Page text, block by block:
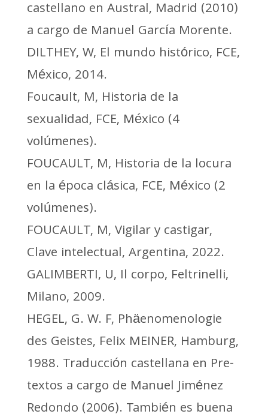
castellano en Austral, Madrid (2010)
a cargo de Manuel García Morente.
DILTHEY, W, El mundo histórico, FCE,
México, 2014.
Foucault, M, Historia de la
sexualidad, FCE, México (4
volúmenes).
FOUCAULT, M, Historia de la locura
en la época clásica, FCE, México (2
volúmenes).
FOUCAULT, M, Vigilar y castigar,
Clave intelectual, Argentina, 2022.
GALIMBERTI, U, Il corpo, Feltrinelli,
Milano, 2009.
HEGEL, G. W. F, Phäenomenologie
des Geistes, Felix MEINER, Hamburg,
1988. Traducción castellana en Pre-
textos a cargo de Manuel Jiménez
Redondo (2006). También es buena